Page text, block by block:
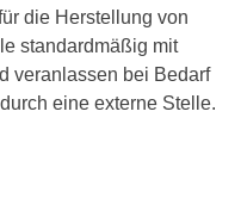
die Herstellung von
standardmäßig mit
veranlassen bei Bedarf
eine externe Stelle.